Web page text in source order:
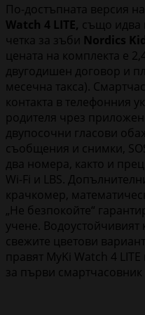
По-достъпната версия
Watch 4 LITE, също идва
четка за зъби Nordics
цената на комплекта е
двугодишен договор и
месечна такса).
контакта в телефонния
родителя чрез
двупосочни гласови
съобщения и снимки,
два номера, както и
Wi-Fi и LBS.
крачкомер,
„Не безпокойте“
учене. Водоустойчивият
свежите цветови
правят MyKi Watch 4
за първи смартчасовник